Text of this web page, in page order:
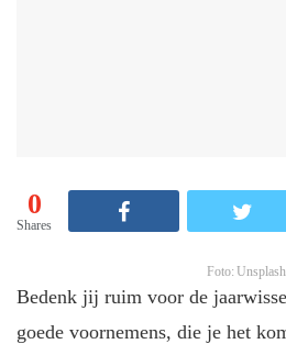
0
Shares
Foto: Unsplash
Bedenk jij ruim voor de
goede voornemens, die je het